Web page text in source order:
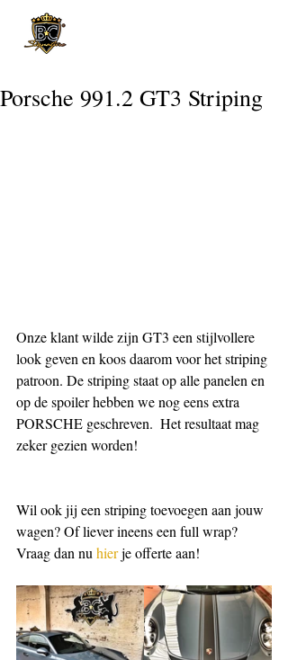
Porsche 991.2 GT3 Striping
Onze klant wilde zijn GT3 een stijlvollere
look geven en koos daarom voor het striping
patroon. De striping staat op alle panelen en
op de spoiler hebben we nog eens extra
PORSCHE geschreven.  Het resultaat mag
zeker gezien worden!
Wil ook jij een striping toevoegen aan jouw
wagen? Of liever ineens een full wrap?
Vraag dan nu hier je offerte aan!